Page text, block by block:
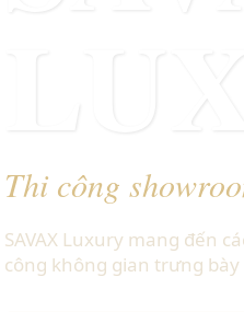
Thi công
SAVAX Luxury mang đến
công không gian trưng